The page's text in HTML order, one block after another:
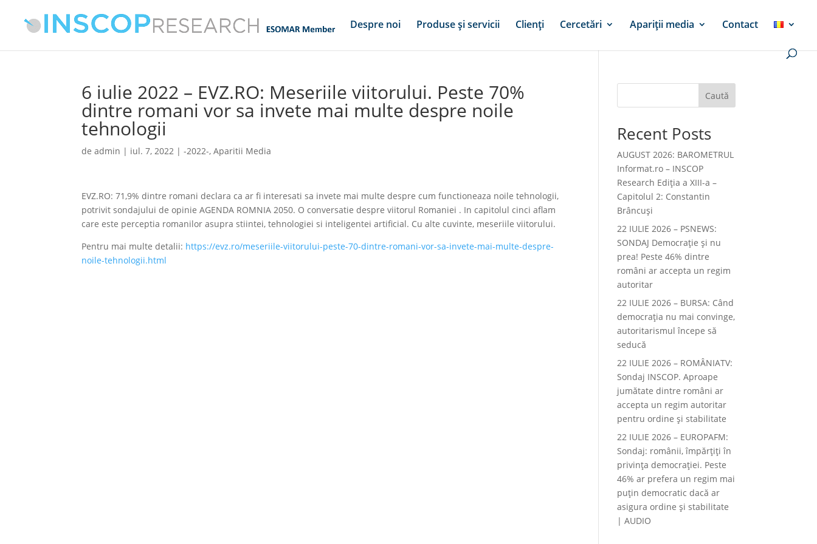
Despre noi Produse și servicii Clienți Cercetări Apariții media Contact
6 iulie 2022 – EVZ.RO: Meseriile viitorului. Peste 70%
dintre romani vor sa invete mai multe despre noile
tehnologii
deadmin | iul. 7, 2022 |-2022-,Aparitii Media
EVZ.RO: 71,9% dintre romani declara ca ar fi interesati sa invete mai multe despre cum functioneaza noile tehnologii,
potrivit sondajului de opinie AGENDA ROMNIA 2050. O conversatie despre viitorul Romaniei . In capitolul cinci aflam
care este perceptia romanilor asupra stiintei, tehnologiei si inteligentei artificial. Cu alte cuvinte, meseriile viitorului.
Pentru mai multe detalii: https://evz.ro/meseriile-viitorului-peste-70-dintre-romani-vor-sa-invete-mai-multe-despre-
noile-tehnologii.html
Caută
Recent Posts
AUGUST 2026: BAROMETRUL
Informat.ro – INSCOP
Research Ediția a XIII-a –
Capitolul 2: Constantin
Brâncuși
22 IULIE 2026 – PSNEWS:
SONDAJ Democrație și nu
prea! Peste 46% dintre
români ar accepta un regim
autoritar
22 IULIE 2026 – BURSA: Când
democraţia nu mai convinge,
autoritarismul începe să
seducă
22 IULIE 2026 – ROMÂNIATV:
Sondaj INSCOP. Aproape
jumătate dintre români ar
accepta un regim autoritar
pentru ordine și stabilitate
22 IULIE 2026 – EUROPAFM:
Sondaj: românii, împărțiți în
privința democrației. Peste
46% ar prefera un regim mai
puțin democratic dacă ar
asigura ordine și stabilitate
| AUDIO